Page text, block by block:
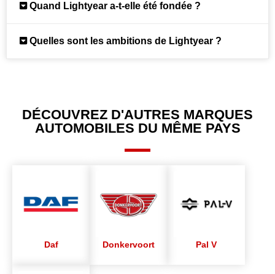
Quand Lightyear a-t-elle été fondée ?
Quelles sont les ambitions de Lightyear ?
DÉCOUVREZ D'AUTRES MARQUES
AUTOMOBILES DU MÊME PAYS
Daf Donkervoort Pal V